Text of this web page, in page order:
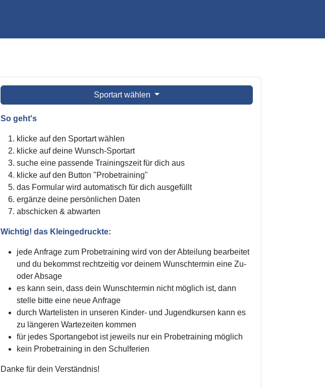
Sportart wählen
So geht's
klicke auf den Sportart wählen
klicke auf deine Wunsch-Sportart
suche eine passende Trainingszeit für dich aus
klicke auf den Button "Probetraining"
das Formular wird automatisch für dich ausgefüllt
ergänze deine persönlichen Daten
abschicken & abwarten
Wichtig! das Kleingedruckte:
jede Anfrage zum Probetraining wird von der Abteilung bearbeitet
und du bekommst rechtzeitig vor deinem Wunschtermin eine Zu-
oder Absage
es kann sein, dass dein Wunschtermin nicht möglich ist, dann
stelle bitte eine neue Anfrage
durch Wartelisten in unseren Kinder- und Jugendkursen kann es
zu längeren Wartezeiten kommen
für jedes Sportangebot ist jeweils nur ein Probetraining möglich
kein Probetraining in den Schulferien
Danke für dein Verständnis!